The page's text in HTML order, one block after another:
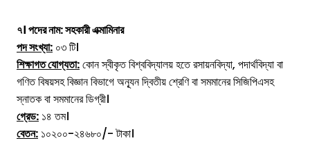
৭। পদের নাম:সহকারী এক্মামিনার
পদ সংখ্যা: ০৩ টি।
শিক্ষাগত যোগ্যতা:কোন স্বীকৃত বিশ্ববিদ্যালয় হতে রসায়নবিদ্যা, পদার্থবিদ্যা বা
গণিত বিষয়সহ বিজ্ঞান বিভাগে অন্যূন দ্বিতীয় শ্রেণি বা সমমানের সিজিপিএসহ
স্নাতক বা সমমানের ডিগ্রী।
গ্রেড: ১৪ তম।
বেতন: ১০২০০-২৪৬৮০/- টাকা।